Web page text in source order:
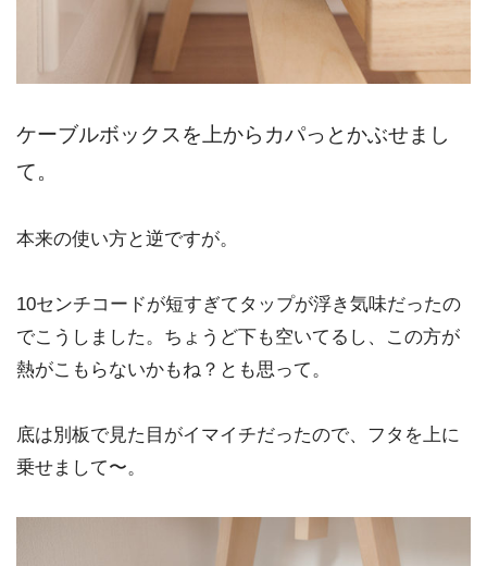
ケーブルボックスを上からカパっとかぶせまし
て。
本来の使い方と逆ですが。
10センチコードが短すぎてタップが浮き気味だったの
でこうしました。ちょうど下も空いてるし、この方が
熱がこもらないかもね？とも思って。
底は別板で見た目がイマイチだったので、フタを上に
乗せまして〜。